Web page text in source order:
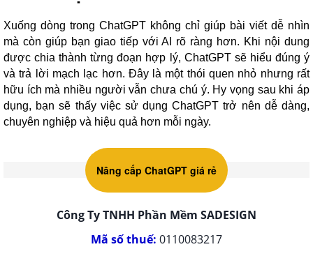
Xuống dòng trong ChatGPT không chỉ giúp bài viết dễ nhìn
mà còn giúp bạn giao tiếp với AI rõ ràng hơn. Khi nội dung
được chia thành từng đoạn hợp lý, ChatGPT sẽ hiểu đúng ý
và trả lời mạch lạc hơn. Đây là một thói quen nhỏ nhưng rất
hữu ích mà nhiều người vẫn chưa chú ý. Hy vọng sau khi áp
dụng, bạn sẽ thấy việc sử dụng ChatGPT trở nên dễ dàng,
chuyên nghiệp và hiệu quả hơn mỗi ngày.
Nâng cấp ChatGPT giá rẻ
Công Ty TNHH Phần Mềm SADESIGN
Mã số thuế: 0110083217